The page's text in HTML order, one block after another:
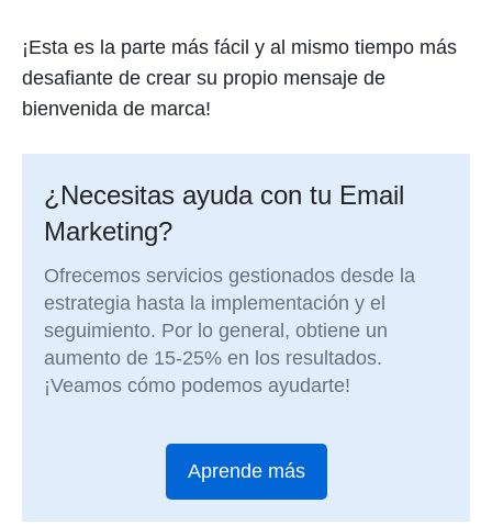
¡Esta es la parte más fácil y al mismo tiempo más
desafiante de crear su propio mensaje de
bienvenida de marca!
¿Necesitas ayuda con tu Email
Marketing?
Ofrecemos servicios gestionados desde la
estrategia hasta la implementación y el
seguimiento. Por lo general, obtiene un
aumento de 15-25% en los resultados.
¡Veamos cómo podemos ayudarte!
Aprende más